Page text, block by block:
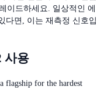
이드하세요. 일상적인 에
다면, 이는 재측정 신호입
사용
for the hardest